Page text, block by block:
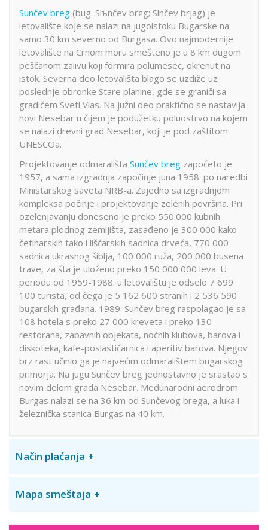
Sunčev breg (bug. Slъnčev brяg; Slnčev brjag) je
letovalište koje se nalazi na jugoistoku Bugarske na
samo 30 km severno od Burgasa. Ovo najmodernije
letovalište na Crnom moru smešteno je u 8 km dugom
peščanom zalivu koji formira polumesec, okrenut na
istok. Severna deo letovališta blago se uzdiže uz
poslednje obronke Stare planine, gde se graniči sa
gradićem Sveti Vlas. Na južni deo praktično se nastavlja
novi Nesebar u čijem je podužetku poluostrvo na kojem
se nalazi drevni grad Nesebar, koji je pod zaštitom
UNESCOa.
Projektovanje odmarališta Sunčev breg započeto je
1957, a sama izgradnja započinje juna 1958. po naredbi
Ministarskog saveta NRB-a. Zajedno sa izgradnjom
kompleksa počinje i projektovanje zelenih površina. Pri
ozelenjavanju doneseno je preko 550.000 kubnih
metara plodnog zemljišta, zasađeno je 300 000 kako
četinarskih tako i lišćarskih sadnica drveća, 770 000
sadnica ukrasnog šiblja, 100 000 ruža, 200 000 busena
trave, za šta je uloženo preko 150 000 000 leva. U
periodu od 1959-1988. u letovalištu je odselo 7 699
100 turista, od čega je 5 162 600 stranih i 2 536 590
bugarskih građana. 1989. Sunčev breg raspolagao je sa
108 hotela s preko 27 000 kreveta i preko 130
restorana, zabavnih objekata, noćnih klubova, barova i
diskoteka, kafe-poslastičarnica i aperitiv barova. Njegov
brz rast učinio ga je najvećim odmaralištem bugarskog
primorja. Na jugu Sunčev breg jednostavno je srastao s
novim delom grada Nesebar. Međunarodni aerodrom
Burgas nalazi se na 36 km od Sunčevog brega, a luka i
železnička stanica Burgas na 40 km.
Način plaćanja
Mapa smeštaja